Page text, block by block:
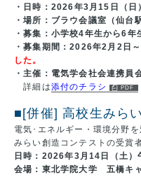
・日時：2026年3月15日（
・場所：ブラウ会議室（仙台
・募集：小学校4年生から6
・募集期間：2026年2月2日～
した。
・主催：電気学会社会連携員
詳細は添付のチラシ
■[併催] 高校生みら
電気･エネルギー・環境分野
みらい創造コンテストの受賞
日時：2026年3月14日（土
会場：東北学院大学 五橋